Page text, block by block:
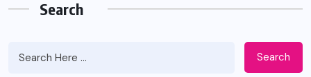
Search
Search